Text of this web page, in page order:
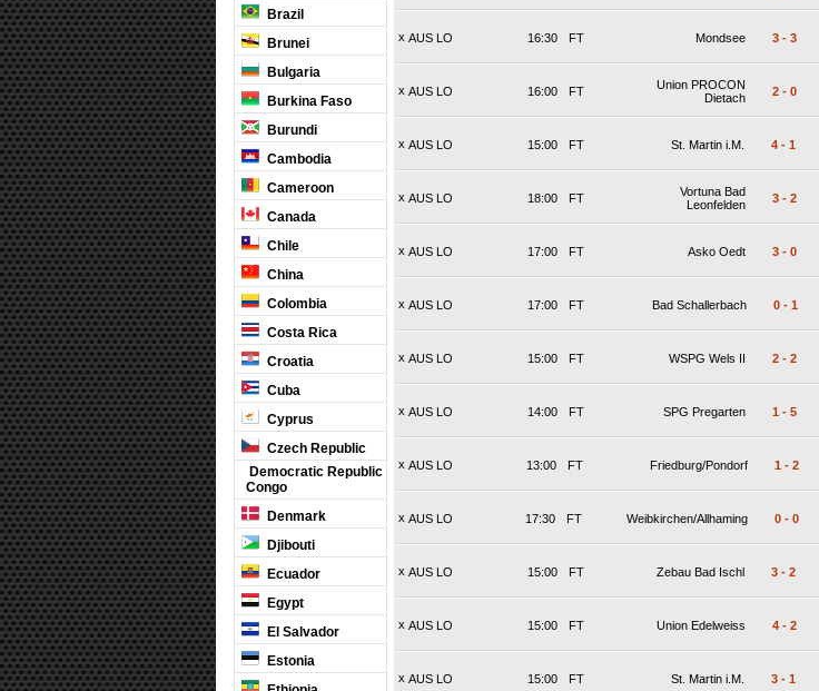
Brazil
Brunei
Bulgaria
Burkina Faso
Burundi
Cambodia
Cameroon
Canada
Chile
China
Colombia
Costa Rica
Croatia
Cuba
Cyprus
Czech Republic
Democratic Republic
Congo
Denmark
Djibouti
Ecuador
Egypt
El Salvador
Estonia
x AUS LO FT
16:30 Mondsee 3 - 3
x AUS LO FT
16:00
Union PROCON
Dietach
2 - 0
x AUS LO FT
15:00 St. Martin i.M. 4 - 1
x AUS LO FT
18:00
Vortuna Bad
Leonfelden
3 - 2
x AUS LO FT
17:00 Asko Oedt 3 - 0
x AUS LO FT
17:00 Bad Schallerbach 0 - 1
x AUS LO FT
15:00 WSPG Wels II 2 - 2
x AUS LO FT
14:00 SPG Pregarten 1 - 5
x AUS LO FT
13:00 Friedburg/Pondorf 1 - 2
x AUS LO FT
17:30 Weibkirchen/Allhaming 0 - 0
x AUS LO FT
15:00 Zebau Bad Ischl 3 - 2
x AUS LO FT
15:00 Union Edelweiss 4 - 2
x AUS LO FT
15:00 St. Martin i.M. 3 - 1